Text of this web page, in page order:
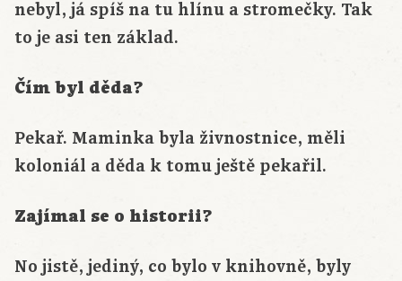
nebyl, já spíš na tu hlínu a stromečky. Tak
to je asi ten základ.
Čím byl děda?
Pekař. Maminka byla živnostnice, měli
koloniál a děda k tomu ještě pekařil.
Zajímal se o historii?
No jistě, jediný, co bylo v knihovně, byly